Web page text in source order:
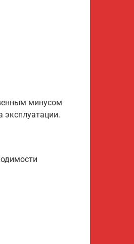
минусом
эксплуатации.